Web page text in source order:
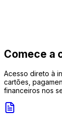
Comece a
Acesso direto à
cartões,
financeiros nos